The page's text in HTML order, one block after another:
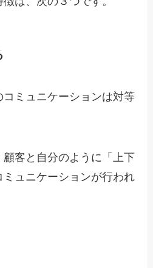
ミュニケーションは対等
客と自分のように「上下
ュニケーションが行われ